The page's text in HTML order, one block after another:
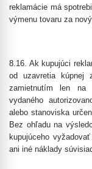
reklamácie má
výmenu tovaru za
8.16. Ak kupujúci
od uzavretia kúpnej
zamietnutím len na
vydaného
alebo stanoviska
Bez ohľadu na
kupujúceho
ani iné náklady